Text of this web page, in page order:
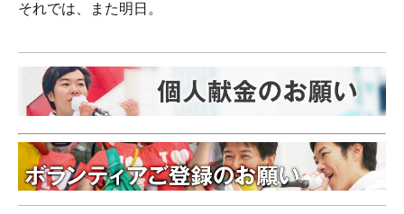
それでは、また明日。